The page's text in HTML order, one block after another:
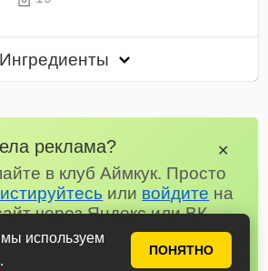
мы используем
.
ПОНЯТНО
Ингредиенты
реклама?
в клуб Аймкук. Просто
или войдите на
через Яндекс или ВК.
кто в клубе...
нет рекламы
✕